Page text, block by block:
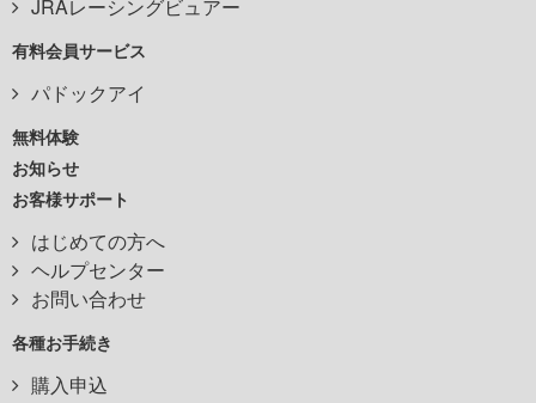
JRAレーシングビュアー
有料会員サービス
パドックアイ
無料体験
お知らせ
お客様サポート
はじめての方へ
ヘルプセンター
お問い合わせ
各種お手続き
購入申込